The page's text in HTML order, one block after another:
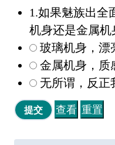
1.如果魅族出全
机身还是金属机
玻璃机身，漂
金属机身，质
无所谓，反正